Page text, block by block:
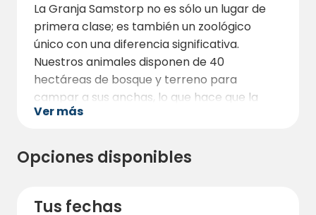
La Granja Samstorp no es sólo un lugar de
primera clase; es también un zoológico
único con una diferencia significativa.
Nuestros animales disponen de 40
hectáreas de bosque y terreno para
campar a sus anchas, lo que hace que la
experiencia aquí sea única. Una
es la oportunidad de participar en un safari,
algo poco frecuente en Suecia.
situado a unos 24 kilómetros al este de
Ver más
Opciones disponibles
Tus fechas